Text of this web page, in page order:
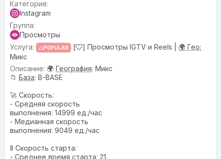
Instagram
Просмотры
POPULAR [ ] Просмотры IGTV и Reels | 🌍 Гео:
Микс
🌍 География: Микс
📁 База: B-BASE
🚀 Скорость:
- Средняя скорость
выполнения: 14999 ед./час
- Медианная скорость
выполнения: 9049 ед./час
🚦 Скорость старта:
- Среднее время старта: 21